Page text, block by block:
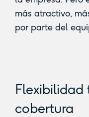
más atractivo,
por parte del
Flexibilidad
cobertura